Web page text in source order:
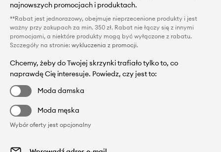
najnowszych promocjach i produktach.
**Rabat jest jednorazowy, obejmuje nieprzecenione produkty i jest
ważny przy zakupach za min. 350 zł. Rabat nie łączy się z innymi
promocjami, a niektóre produkty mogą być wyłączone z rabatu.
Szczegóły na stronie: wykluczenia z promocji.
Chcemy, żeby do Twojej skrzynki trafiało tylko to, co
naprawdę Cię interesuje. Powiedz, czy jest to:
Moda damska
Moda męska
Wybór oferty jest opcjonalny